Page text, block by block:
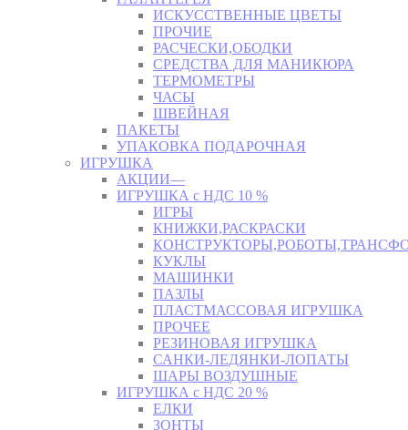
ИСКУССТВЕННЫЕ ЦВЕТЫ
ПРОЧИЕ
РАСЧЕСКИ,ОБОДКИ
СРЕДСТВА ДЛЯ МАНИКЮРА
ТЕРМОМЕТРЫ
ЧАСЫ
ШВЕЙНАЯ
ПАКЕТЫ
УПАКОВКА ПОДАРОЧНАЯ
ИГРУШКА
АКЦИИ—
ИГРУШКА с НДС 10 %
ИГРЫ
КНИЖКИ,РАСКРАСКИ
КУКЛЫ
МАШИНКИ
ПАЗЛЫ
ПЛАСТМАССОВАЯ ИГРУШКА
ПРОЧЕЕ
РЕЗИНОВАЯ ИГРУШКА
САНКИ-ЛЕДЯНКИ-ЛОПАТЫ
ШАРЫ ВОЗДУШНЫЕ
ИГРУШКА с НДС 20 %
ЕЛКИ
ЗОНТЫ